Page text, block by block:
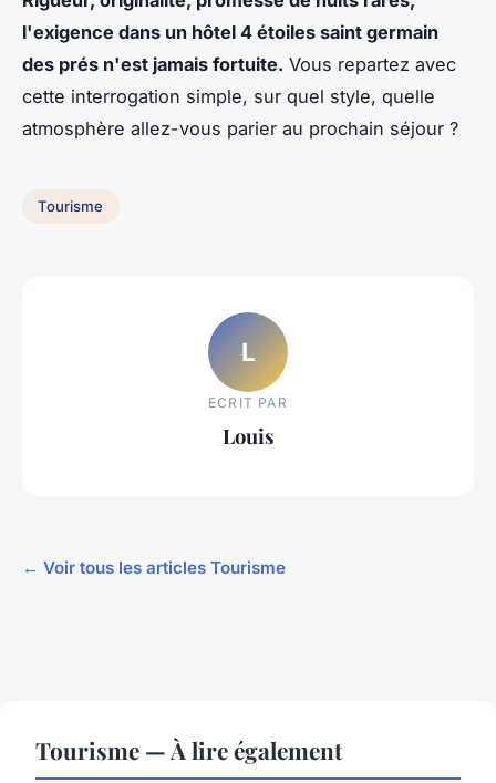
l'exigence dans un hôtel 4 étoiles saint germain
des prés n'est jamais fortuite. Vous repartez avec
cette interrogation simple, sur quel style, quelle
atmosphère allez-vous parier au prochain séjour ?
Tourisme
L
ECRIT PAR
Louis
← Voir tous les articles Tourisme
Tourisme — À lire également